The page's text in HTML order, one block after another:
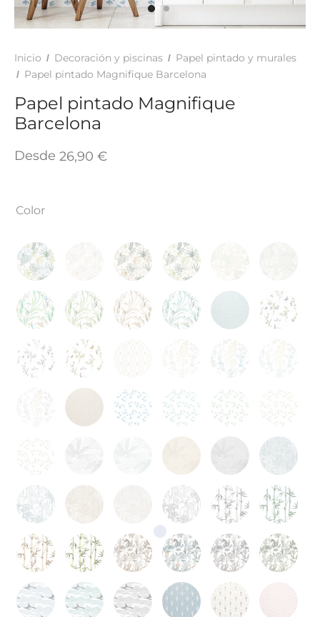
Inicio / Decoración y piscinas / Papel pintado y murales
/ Papel pintado Magnifique Barcelona
Papel pintado Magnifique
Barcelona
Desde 26,90 €
Color
ADHESIVOS Y COLAS
Y SUELOS
TINTES Y MANUALIDADES